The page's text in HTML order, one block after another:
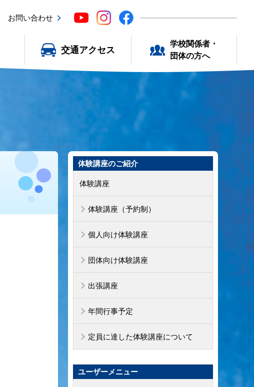
お問い合わせ
交通アクセス
学校関係者・
団体の方へ
体験講座のご紹介
体験講座
体験講座（予約制）
個人向け体験講座
団体向け体験講座
出張講座
年間行事予定
定員に達した体験講座について
ユーザーメニュー